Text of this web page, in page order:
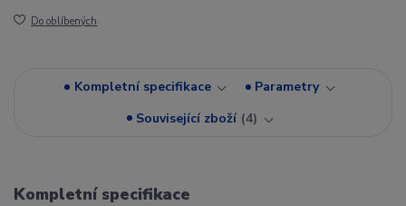
Do oblíbených
Kompletní specifikace
Parametry
Související zboží 4
Kompletní specifikace